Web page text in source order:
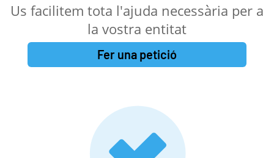
Us facilitem tota l'ajuda necessària per a
la vostra entitat
Fer una petició